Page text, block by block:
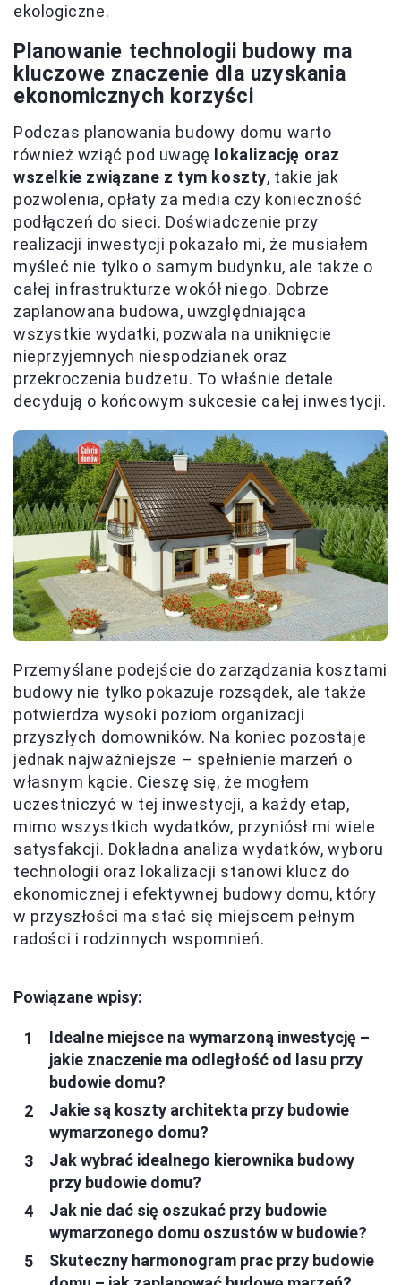
ekologiczne.
Planowanie technologii budowy ma
kluczowe znaczenie dla uzyskania
ekonomicznych korzyści
Podczas planowania budowy domu warto
również wziąć pod uwagę
lokalizację oraz
wszelkie związane z tym koszty, takie jak
pozwolenia, opłaty za media czy konieczność
podłączeń do sieci. Doświadczenie przy
realizacji inwestycji pokazało mi, że musiałem
myśleć nie tylko o samym budynku, ale także o
całej infrastrukturze wokół niego. Dobrze
zaplanowana budowa, uwzględniająca
wszystkie wydatki, pozwala na uniknięcie
nieprzyjemnych niespodzianek oraz
przekroczenia budżetu. To właśnie detale
decydują o końcowym sukcesie całej inwestycji.
Przemyślane podejście do zarządzania kosztami
budowy nie tylko pokazuje rozsądek, ale także
potwierdza wysoki poziom organizacji
przyszłych domowników. Na koniec pozostaje
jednak najważniejsze – spełnienie marzeń o
własnym kącie. Cieszę się, że mogłem
uczestniczyć w tej inwestycji, a każdy etap,
mimo wszystkich wydatków, przyniósł mi wiele
satysfakcji. Dokładna analiza wydatków, wyboru
technologii oraz lokalizacji stanowi klucz do
ekonomicznej i efektywnej budowy domu, który
w przyszłości ma stać się miejscem pełnym
radości i rodzinnych wspomnień.
Powiązane wpisy:
Idealne miejsce na wymarzoną inwestycję –
jakie znaczenie ma odległość od lasu przy
budowie domu?
Jakie są koszty architekta przy budowie
wymarzonego domu?
Jak wybrać idealnego kierownika budowy
przy budowie domu?
Jak nie dać się oszukać przy budowie
wymarzonego domu oszustów w budowie?
Skuteczny harmonogram prac przy budowie